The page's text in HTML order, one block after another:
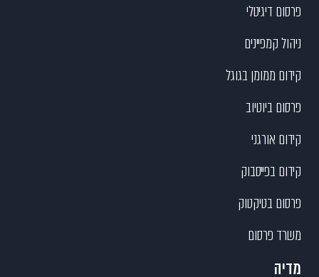
פרסום דיגיטלי
ניהול קמפיינים
קידום ממומן בגוגל
פרסום ביוטיוב
קידום אורגני
קידום בפייסבוק
פרסום בטיקטוק
משרד פרסום
מדיה